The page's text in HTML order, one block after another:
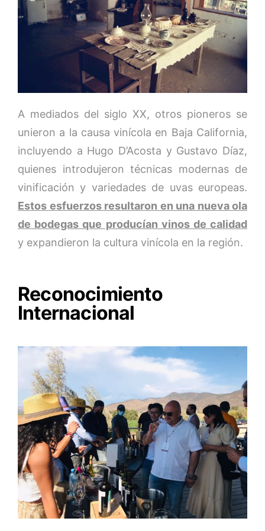
A mediados del siglo XX, otros pioneros se
unieron a la causa vinícola en Baja California,
incluyendo a Hugo D’Acosta y Gustavo Díaz,
quienes introdujeron técnicas modernas de
vinificación y variedades de uvas europeas.
Estos esfuerzos resultaron en una nueva ola
de bodegas que producían vinos de calidad
y expandieron la cultura vinícola en la región.
Reconocimiento
Internacional